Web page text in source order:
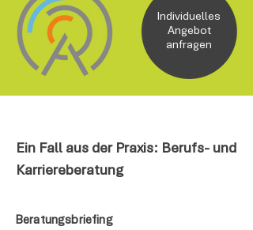
Individuelles
Angebot
anfragen
Ein Fall aus der Praxis: Berufs- und
Karriereberatung
Beratungsbriefing